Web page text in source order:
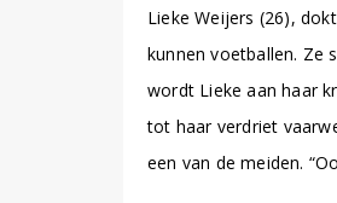
Lieke Weijers (26),
kunnen voetballen. Ze
wordt Lieke aan haar
tot haar verdriet
een van de meiden.